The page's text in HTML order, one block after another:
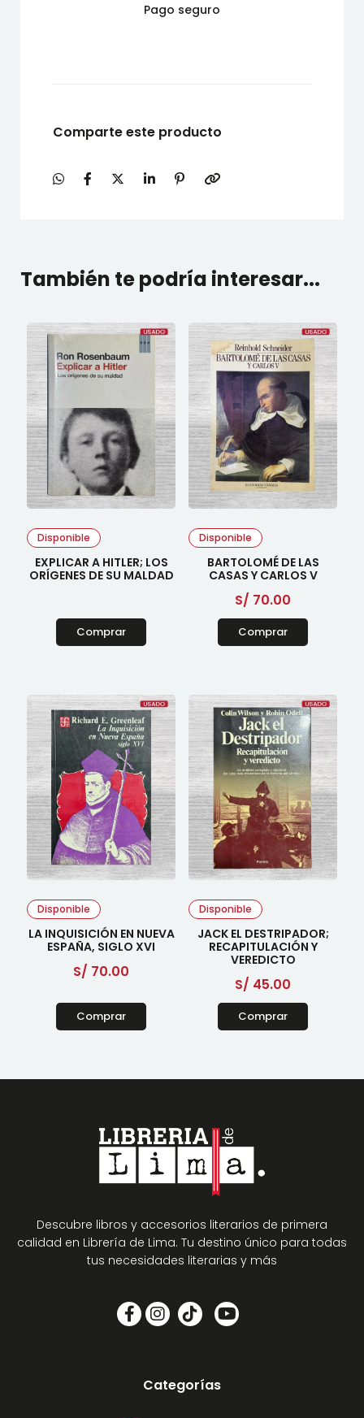
Pago seguro
Comparte este producto
También te podría interesar...
Disponible
EXPLICAR A HITLER; LOS
ORÍGENES DE SU MALDAD
Comprar
Disponible
BARTOLOMÉ DE LAS
CASAS Y CARLOS V
S/ 70.00
Comprar
Disponible
LA INQUISICIÓN EN NUEVA
ESPAÑA, SIGLO XVI
S/ 70.00
Comprar
Disponible
JACK EL DESTRIPADOR;
RECAPITULACIÓN Y
VEREDICTO
S/ 45.00
Comprar
Descubre libros y accesorios literarios de primera
calidad en Librería de Lima. Tu destino único para todas
tus necesidades literarias y más
Categorías